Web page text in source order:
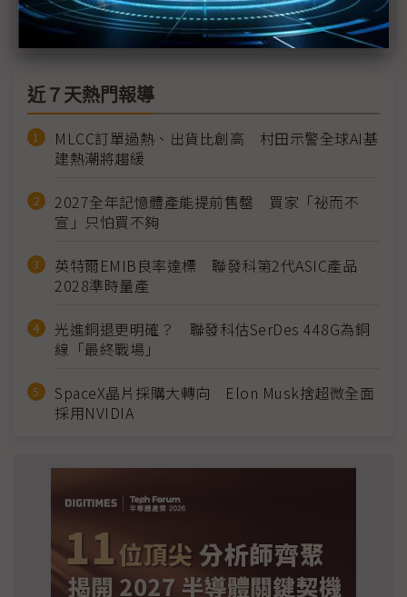
力積電攜手塔塔、奇景 助力印度半導體生態鏈
近７天熱門報導
MLCC訂單過熱、出貨比創高 村田示警全球AI基
建熱潮將趨緩
2027全年記憶體產能提前售罄 買家「祕而不
宣」只怕買不夠
英特爾EMIB良率達標 聯發科第2代ASIC產品
2028準時量產
光進銅退更明確？ 聯發科估SerDes 448G為銅
線「最終戰場」
SpaceX晶片採購大轉向 Elon Musk捨超微全面
採用NVIDIA